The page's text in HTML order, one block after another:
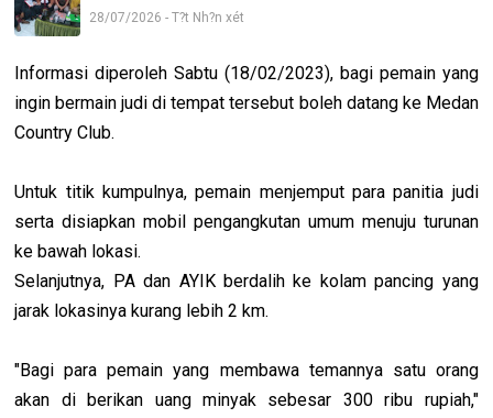
28/07/2026 - T?t Nh?n xét
Informasi diperoleh Sabtu (18/02/2023), bagi pemain yang
ingin bermain judi di tempat tersebut boleh datang ke Medan
Country Club.
Untuk titik kumpulnya, pemain menjemput para panitia judi
serta disiapkan mobil pengangkutan umum menuju turunan
ke bawah lokasi.
Selanjutnya, PA dan AYIK berdalih ke kolam pancing yang
jarak lokasinya kurang lebih 2 km.
"Bagi para pemain yang membawa temannya satu orang
akan di berikan uang minyak sebesar 300 ribu rupiah,"